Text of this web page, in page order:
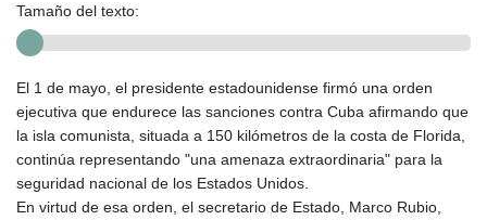
Tamaño del texto:
El 1 de mayo, el presidente estadounidense firmó una orden
ejecutiva que endurece las sanciones contra Cuba afirmando que
la isla comunista, situada a 150 kilómetros de la costa de Florida,
continúa representando "una amenaza extraordinaria" para la
seguridad nacional de los Estados Unidos.
En virtud de esa orden, el secretario de Estado, Marco Rubio,